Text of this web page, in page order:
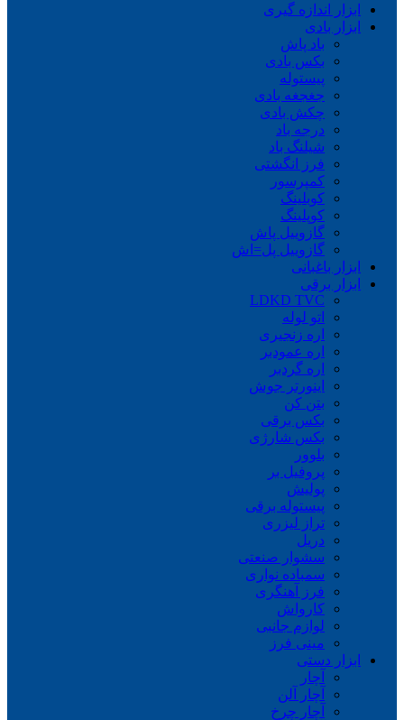
ابزار اندازه گیری
ابزار بادی
باد پاش
بکس بادی
پیستوله
جغجغه بادی
چکش بادی
درجه باد
شیلنگ باد
فرز انگشتی
کمپرسور
کوبلینگ
کوپلینگ
گازوییل پاش
گازوییل پل=اش
ابزار باغبانی
ابزار برقی
LDKD TVC
اتو لوله
اره زنجیری
اره عمودبر
اره گردبر
اینورتر جوش
بتن کن
بکس برقی
بکس شارژی
بلوور
پروفیل بر
پولیش
پیستوله برقی
تراز لیزری
دریل
سشوار صنعتی
سمباده نواری
فرز آهنگری
کارواش
لوازم جانبی
مینی فرز
ابزار دستی
آچار
آچار آلن
آچار چرخ